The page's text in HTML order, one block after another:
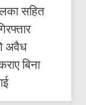
सहित
अवैध
बिना